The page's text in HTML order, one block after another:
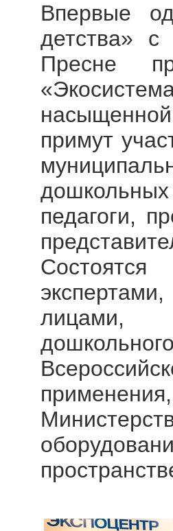
Впервые
детства»
Пресне
примут
педагоги,
лицами,